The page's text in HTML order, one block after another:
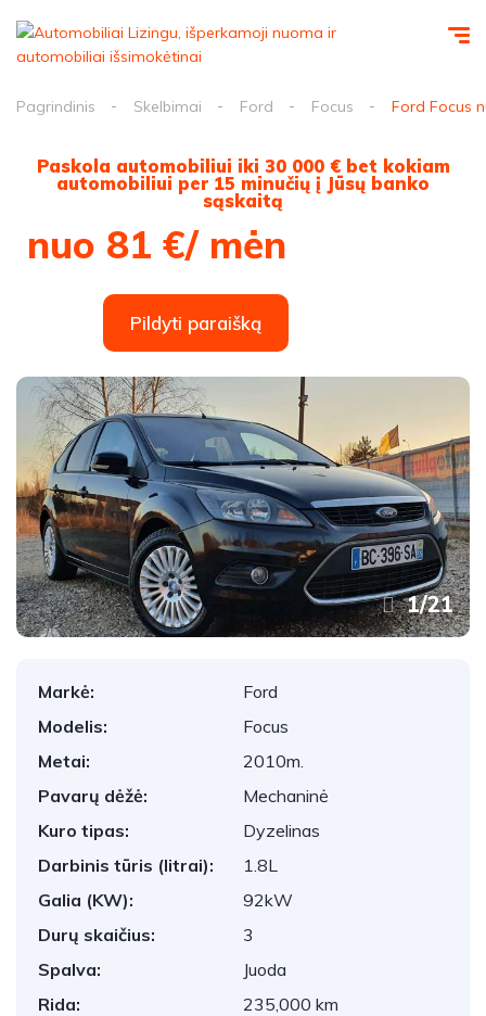
Pagrindinis Skelbimai Ford Focus Ford Focus
Paskola automobiliui iki 30 000 € bet kokiam
automobiliui per 15 minučių į Jūsų banko
sąskaitą
nuo 81 €/ mėn
Pildyti paraišką
1/21
Markė:
Ford
Modelis:
Focus
Metai:
2010m.
Pavarų dėžė:
Mechaninė
Kuro tipas:
Dyzelinas
Darbinis tūris (litrai):
1.8L
Galia (KW):
92kW
Durų skaičius:
3
Spalva:
Juoda
Rida:
235,000 km